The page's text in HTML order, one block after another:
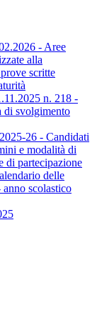
- Aree
alla
scritte
n. 218 -
di svolgimento
26 - Candidati
e modalità di
di partecipazione
delle
scolastico